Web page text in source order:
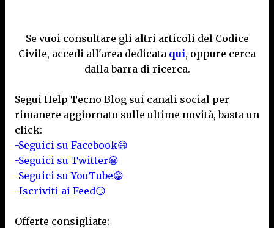
Se vuoi consultare gli altri articoli del Codice
Civile, accedi all'area dedicata qui, oppure cerca
dalla barra di ricerca.
Segui Help Tecno Blog sui canali social per
rimanere aggiornato sulle ultime novità, basta un
click:
-Seguici su Facebook😄
-Seguici su Twitter😀
-Seguici su YouTube😁
-Iscriviti ai Feed😏
Offerte consigliate: